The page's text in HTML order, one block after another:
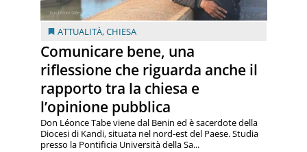
ATTUALITÀ,CHIESA
Comunicare bene, una
riflessione che riguarda anche il
rapporto tra la chiesa e
l’opinione pubblica
Don Léonce Tabe viene dal Benin ed è sacerdote della
Diocesi di Kandi, situata nel nord-est del Paese. Studia
presso la Pontificia Università della Sa...